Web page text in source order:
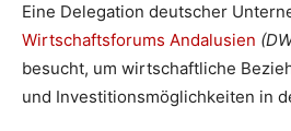
Eine Delegation deutscher
Wirtschaftsforums Andalusien
besucht, um wirtschaftliche
und Investitionsmöglichkeiten in